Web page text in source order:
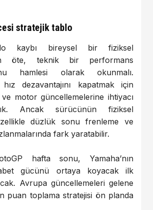
stratejik tablo
kaybı bireysel bir fiziksel
öte, teknik bir performans
hamlesi olarak okunmalı.
hız dezavantajını kapatmak için
motor güncellemelerine ihtiyacı
Ancak sürücünün fiziksel
düzlük sonu frenleme ve
fark yaratabilir.
hafta sonu, Yamaha’nın
gücünü ortaya koyacak ilk
Avrupa güncellemeleri gelene
puan toplama stratejisi ön planda